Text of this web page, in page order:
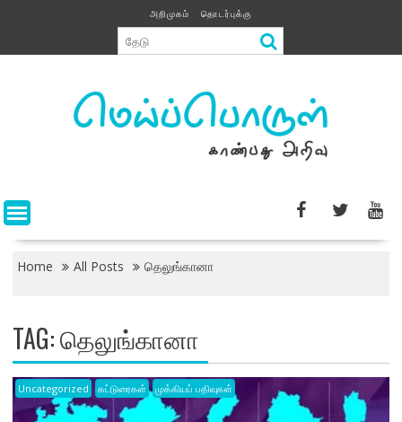
content
அறிமுகம் தொடர்புக்கு
Home All Posts தெலுங்கானா
TAG:தெலுங்கானா
Uncategorized கட்டுரைகள் முக்கியப் பதிவுகள்